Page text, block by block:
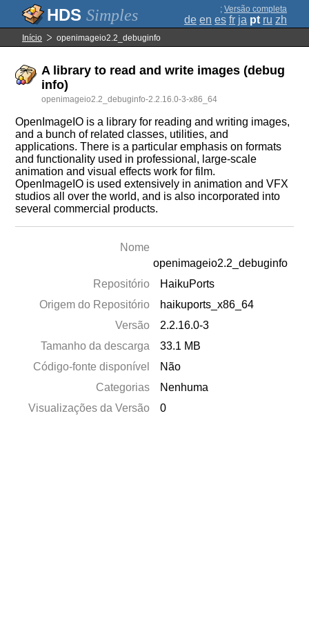
Simples ; Versão completa
de en es fr ja pt ru zh
Início openimageio2.2_debuginfo
A library to read and write images (debug
info)
openimageio2.2_debuginfo-2.2.16.0-3-x86_64
OpenImageIO is a library for reading and writing images,
and a bunch of related classes, utilities, and
applications. There is a particular emphasis on formats
and functionality used in professional, large-scale
animation and visual effects work for film.
OpenImageIO is used extensively in animation and VFX
studios all over the world, and is also incorporated into
several commercial products.
Nome
openimageio2.2_debuginfo
Repositório
HaikuPorts
Origem do Repositório
haikuports_x86_64
Versão
2.2.16.0-3
Tamanho da descarga
33.1 MB
Código-fonte disponível
Não
Categorias
Nenhuma
Visualizações da Versão
0